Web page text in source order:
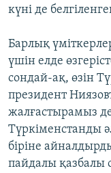
күні де
Барлық
үшін елде
сондай-ақ, өзін
президент
жалғастырамыз
Түркіменстанды
біріне
пайдалы қазбалы